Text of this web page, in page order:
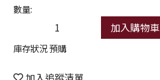
數量:
加入購物車
庫存狀況 預購